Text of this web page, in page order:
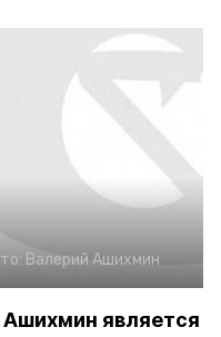
Валерий Ашихмин
является